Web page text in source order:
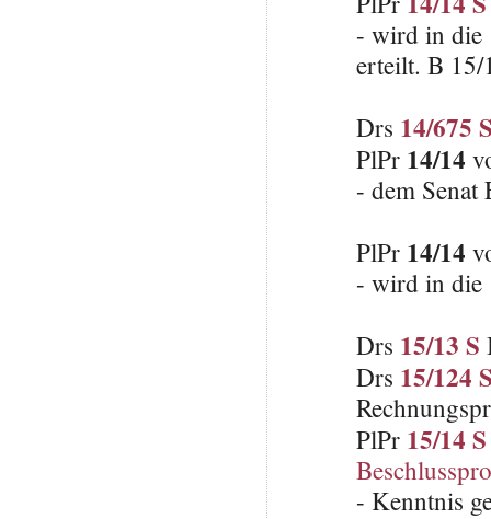
- wird in die
erteilt. B 15/
Drs 14/675
PlPr 14/14
- dem Senat
PlPr 14/14
- wird in die
Drs 15/13 S
Drs 15/124
PlPr 15/14 S
- Kenntnis